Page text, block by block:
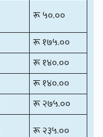
रू ५०.००
रू १७५.००
रू १४०.००
रू १४०.००
रू २७५.००
रू २३५.००